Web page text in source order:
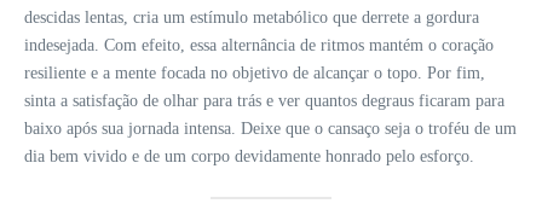
descidas lentas, cria um estímulo metabólico que derrete a gordura
indesejada. Com efeito, essa alternância de ritmos mantém o coração
resiliente e a mente focada no objetivo de alcançar o topo. Por fim,
sinta a satisfação de olhar para trás e ver quantos degraus ficaram para
baixo após sua jornada intensa. Deixe que o cansaço seja o troféu de um
dia bem vivido e de um corpo devidamente honrado pelo esforço.